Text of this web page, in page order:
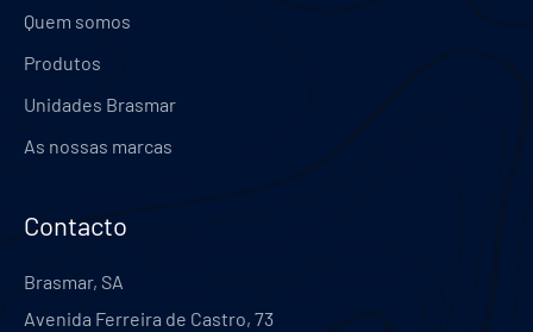
Quem somos
Produtos
Unidades Brasmar
As nossas marcas
Contacto
Brasmar, SA
Avenida Ferreira de Castro, 73